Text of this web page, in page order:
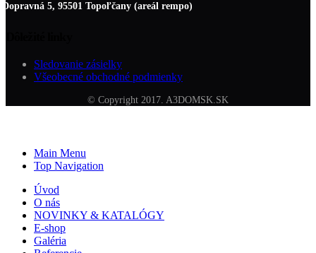
Dopravná 5, 95501 Topoľčany (areál rempo)
Sledovanie zásielky
Všeobecné obchodné podmienky
© Copyright 2017. A3DOMSK.SK
Main Menu
Top Navigation
Úvod
O nás
NOVINKY & KATALÓGY
E-shop
Galéria